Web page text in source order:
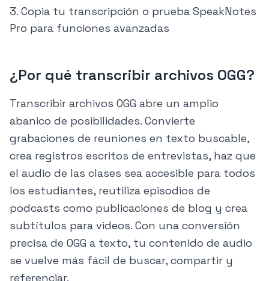
Copia tu transcripción o prueba SpeakNotes
Pro para funciones avanzadas
¿Por qué transcribir archivos OGG?
Transcribir archivos OGG abre un amplio
abanico de posibilidades. Convierte
grabaciones de reuniones en texto buscable,
crea registros escritos de entrevistas, haz que
el audio de las clases sea accesible para todos
los estudiantes, reutiliza episodios de
podcasts como publicaciones de blog y crea
subtítulos para videos. Con una conversión
precisa de OGG a texto, tu contenido de audio
se vuelve más fácil de buscar, compartir y
referenciar.